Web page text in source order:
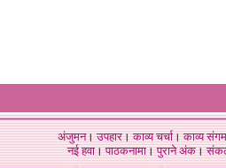
अंजुमन।उपहार।काव्य चर्चा।काव्य संगम
नई हवा। पाठकनामा। पुराने अंक।